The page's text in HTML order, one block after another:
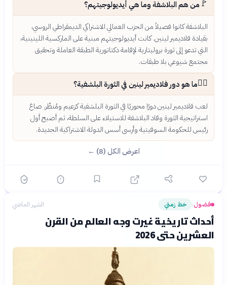
🚩 من هم البلاشفة وما هي أيديولوجيتهم؟
البلاشفة كانوا فصيلاً من الحزب العمالي الاشتراكي الديمقراطي الروسي،
بقيادة فلاديمير لينين. كانت أيديولوجيتهم مبنية على الماركسية اللينينية،
التي تدعو إلى ثورة بروليتارية لإقامة دكتاتورية الطبقة العاملة وتحقيق
مجتمع شيوعي بلا طبقات.
👨‍⚖️ما هو دور فلاديمير لينين في الثورة البلشفية؟
لعب فلاديمير لينين دورًا محوريًا في الثورة البلشفية كزعيم ومُنظّر. صاغ
استراتيجية الثورة وقاد البلاشفة للاستيلاء على السلطة، ثم أصبح أول
رئيس للحكومة السوفيتية وأرسى أسس الدولة الاشتراكية الجديدة.
اعرض الكل (8) ←
فضول› خط زمني الشهر الماضي
أحداث تاريخية غيرت وجه العالم من القرن
العشرين حتى 2026